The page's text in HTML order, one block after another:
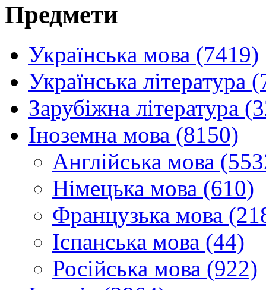
Предмети
Українська мова (7419)
Українська література
Зарубіжна література
Іноземна мова (8150)
Англійська мова
Німецька мова (610)
Французька мова
Іспанська мова (44)
Російська мова (922)